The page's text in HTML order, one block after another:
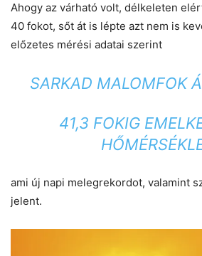
Ahogy az várható volt, délkeleten
40 fokot, sőt át is lépte azt nem is
előzetes mérési adatai szerint
SARKAD MALOMFOK
41,3 FOKIG
ami új napi melegrekordot, valamint
jelent.